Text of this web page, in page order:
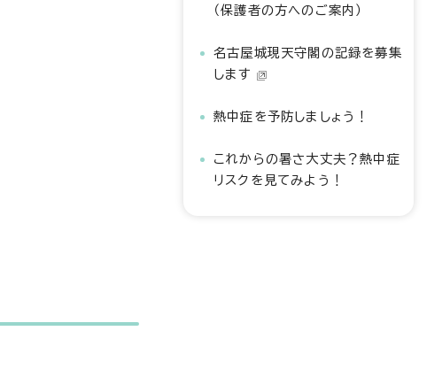
（保護者の方へのご案内）
名古屋城現天守閣の記録を募集
します
熱中症を予防しましょう！
これからの暑さ大丈夫？熱中症
リスクを見てみよう！